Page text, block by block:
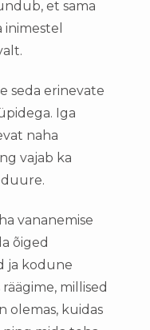
et sama
inimestel
seda erinevate
Iga
naha
vajab ka
vananemise
õiged
ja kodune
millised
olemas, kuidas